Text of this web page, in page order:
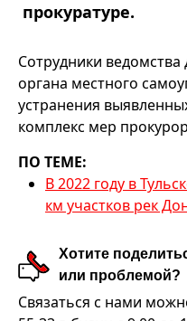
прокуратуре.
Сотрудники ведомства
органа местного
устранения
комплекс мер
ПО ТЕМЕ:
В 2022 году в
км участков рек
Хотите
или проблемой?
Связаться с нами